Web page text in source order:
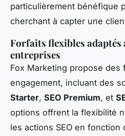
particulièrement bénéfique
cherchant à capter une
Forfaits flexibles adaptés
entreprises
Fox Marketing propose des
engagement, incluant des
Starter, SEO Premium, et
options offrent la flexibilité
les actions SEO en